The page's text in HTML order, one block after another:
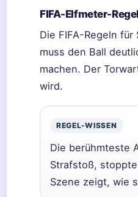
FIFA-Elfmeter-
Die FIFA-Regeln
muss den Ball
machen. Der
wird.
REGEL-WISSEN
Die berühmteste
Strafstoß,
Szene zeigt, wie